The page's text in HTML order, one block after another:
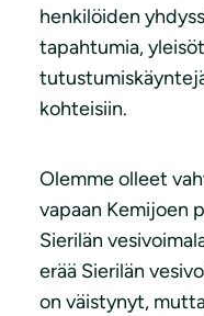
henkilöiden
tapahtumia,
kohteisiin.
Olemme olleet
vapaan Kemijoen
Sierilän
erää Sierilän
on väistynyt,